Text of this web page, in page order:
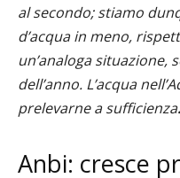
al secondo; stiamo
d’acqua in meno,
un’analoga
dell’anno. L’acqua
prelevarne a sufficienza
Anbi: cresce